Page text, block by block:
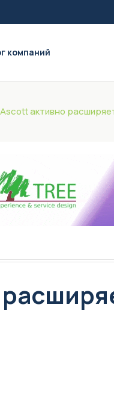
компаний
Ascott активно